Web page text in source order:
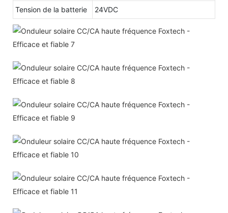
Tension de la batterie 24VDC